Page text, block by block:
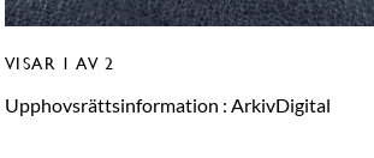
VISAR 1 AV 2
Upphovsrättsinformation : ArkivDigital